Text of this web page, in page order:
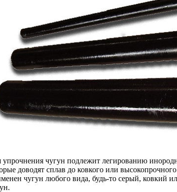
упрочнения чугун подлежит легированию
доводят сплав до ковкого или
чугун любого вида, будь-то серый, ковкий